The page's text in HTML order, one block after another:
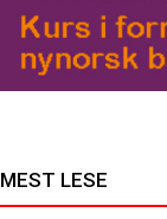
MEST LESE